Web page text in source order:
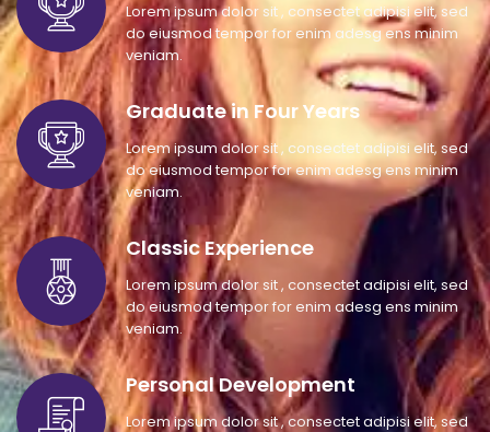
Lorem ipsum dolor sit , consectet adipisi elit, sed
do eiusmod tempor for enim adesg ens minim
veniam.
Graduate in Four Years
Lorem ipsum dolor sit , consectet adipisi elit, sed
do eiusmod tempor for enim adesg ens minim
veniam.
Classic Experience
Lorem ipsum dolor sit , consectet adipisi elit, sed
do eiusmod tempor for enim adesg ens minim
veniam.
Personal Development
Lorem ipsum dolor sit , consectet adipisi elit, sed